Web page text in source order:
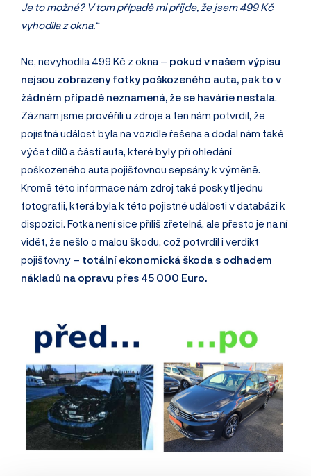
Je to možné? V tom případě mi přijde, že jsem 499 Kč
vyhodila z okna.“
Ne, nevyhodila 499 Kč z okna – pokud v našem výpisu
nejsou zobrazeny fotky poškozeného auta, pak to v
žádném případě neznamená, že se havárie nestala.
Záznam jsme prověřili u zdroje a ten nám potvrdil, že
pojistná událost byla na vozidle řešena a dodal nám také
výčet dílů a částí auta, které byly při ohledání
poškozeného auta pojišťovnou sepsány k výměně.
Kromě této informace nám zdroj také poskytl jednu
fotografii, která byla k této pojistné události v databázi k
dispozici. Fotka není sice příliš zřetelná, ale přesto je na ní
vidět, že nešlo o malou škodu, což potvrdil i verdikt
pojišťovny – totální ekonomická škoda s odhadem
nákladů na opravu přes 45 000 Euro.